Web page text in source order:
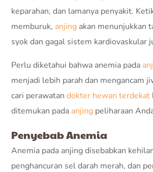
keparahan, dan lamanya penyakit.
memburuk, anjing akan menunjukkan
syok dan gagal sistem kardiovaskular
Perlu diketahui bahwa anemia pada
menjadi lebih parah dan mengancam
cari perawatandokter hewan terdekat
ditemukan pada anjing peliharaan
Penyebab Anemia
Anemia pada anjing disebabkan
penghancuran sel darah merah, dan